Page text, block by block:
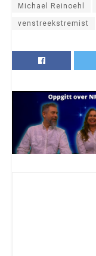
Michael Reinoehl
venstreekstremist